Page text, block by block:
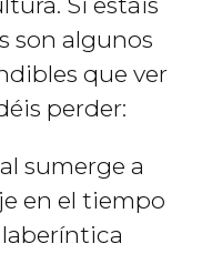
son algunos
que ver
perder:
sumerge a
en el tiempo